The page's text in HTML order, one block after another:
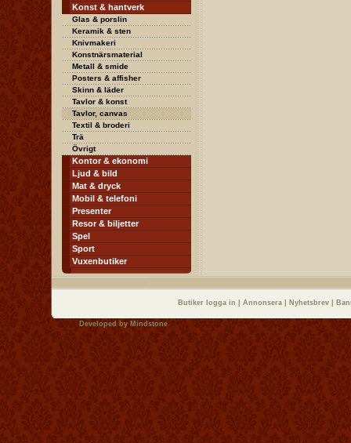
Konst & hantverk
Glas & porslin
Keramik & sten
Knivmakeri
Konstnärsmaterial
Metall & smide
Posters & affisher
Skinn & läder
Tavlor & konst
Tavlor, canvas
Textil & broderi
Trä
Övrigt
Kontor & ekonomi
Ljud & bild
Mat & dryck
Mobil & telefoni
Presenter
Resor & biljetter
Spel
Sport
Vuxenbutiker
Butiker logga in Annonsera Nyhetsbrev
Developed by Mindstone